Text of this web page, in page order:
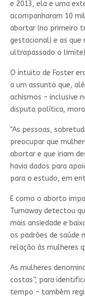
e 2013, ela e uma
acompanharam 10
abortar (no primeiro
gestacional) e as que
ultrapassado o
O intuito de Foster
a um assunto que,
achismos – inclusive
disputa política,
"As pessoas,
preocupar que
abortar e que iriam
havia dados para
para o estudo, em
E como o aborto
Turnaway detectou
mais ansiedade e
os padrões de saúde
relação às mulheres
As mulheres
costas”, para
tempo – também